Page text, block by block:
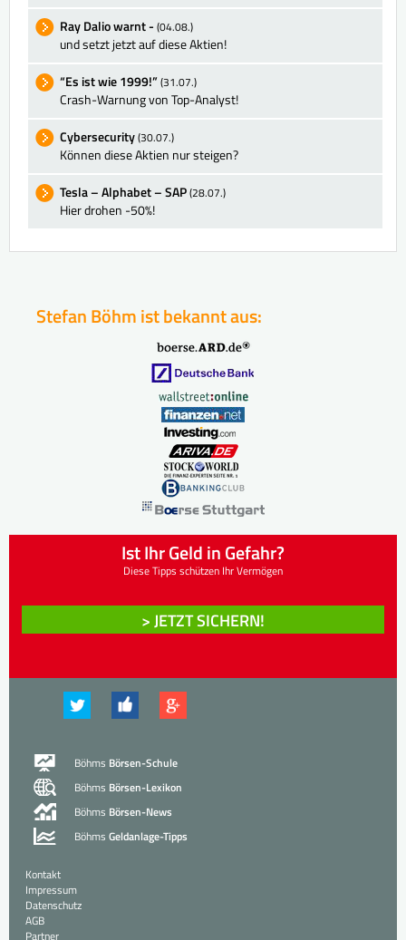
Ray Dalio warnt - (04.08.)
und setzt jetzt auf diese Aktien!
“Es ist wie 1999!”(31.07.)
Crash-Warnung von Top-Analyst!
Cybersecurity(30.07.)
Können diese Aktien nur steigen?
Tesla – Alphabet – SAP(28.07.)
Hier drohen -50%!
Stefan Böhm ist bekannt aus:
Ist Ihr Geld in Gefahr?
Diese Tipps schützen Ihr Vermögen
> JETZT SICHERN!
Böhms Börsen-Schule
Böhms Börsen-Lexikon
Böhms Börsen-News
Böhms Geldanlage-Tipps
Kontakt
Impressum
Datenschutz
AGB
Partner